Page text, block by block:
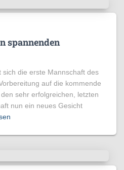
spannenden
sich die erste Mannschaft des
auf die kommende
sehr erfolgreichen, letzten
nun ein neues Gesicht